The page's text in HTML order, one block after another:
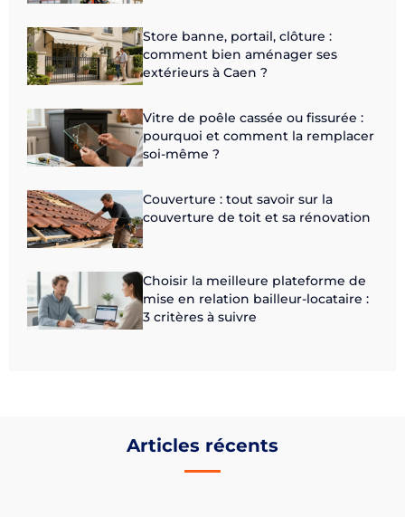
Store banne, portail, clôture :
comment bien aménager ses
extérieurs à Caen ?
Vitre de poêle cassée ou fissurée :
pourquoi et comment la remplacer
soi-même ?
Couverture : tout savoir sur la
couverture de toit et sa rénovation
Choisir la meilleure plateforme de
mise en relation bailleur-locataire :
3 critères à suivre
Articles récents